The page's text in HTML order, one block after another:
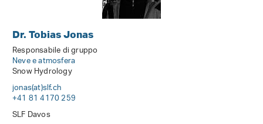
Dr. Tobias Jonas
Responsabile di gruppo
Neve e atmosfera
Snow Hydrology
jonas(at)slf.ch
+41 81 4170 259
SLF Davos